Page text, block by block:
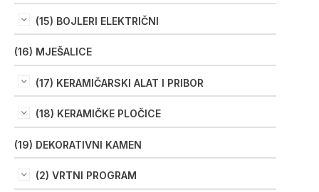
(15) BOJLERI ELEKTRIČNI
(16) MJEŠALICE
(17) KERAMIČARSKI ALAT I PRIBOR
(18) KERAMIČKE PLOČICE
(19) DEKORATIVNI KAMEN
(2) VRTNI PROGRAM